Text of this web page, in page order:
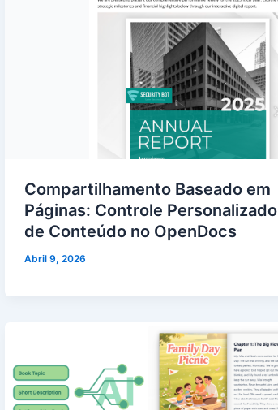
Compartilhamento Baseado em
Páginas: Controle Personalizado
de Conteúdo no OpenDocs
Abril 9, 2026